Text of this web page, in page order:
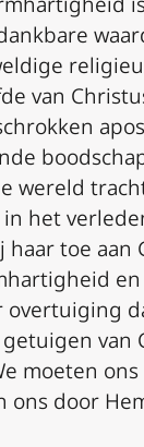
van
wereld
het
toe aan
overtuiging
van
moeten ons
ons door